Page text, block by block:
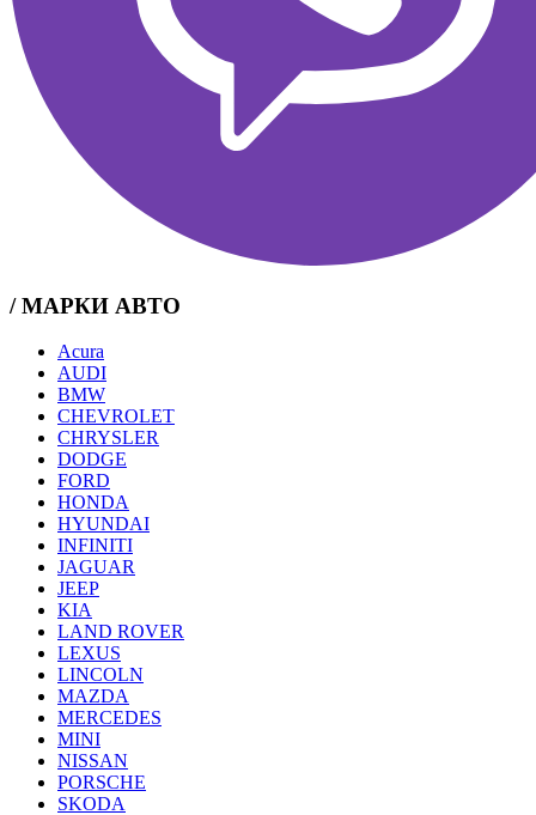
/ МАРКИ АВТО
Acura
AUDI
BMW
CHEVROLET
CHRYSLER
DODGE
FORD
HONDA
HYUNDAI
INFINITI
JAGUAR
JEEP
KIA
LAND ROVER
LEXUS
LINCOLN
MAZDA
MERCEDES
MINI
NISSAN
PORSCHE
SKODA